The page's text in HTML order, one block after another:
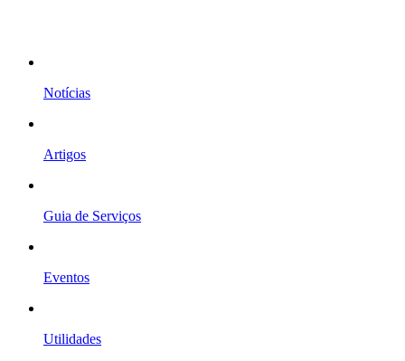
Notícias
Artigos
Guia de Serviços
Eventos
Utilidades